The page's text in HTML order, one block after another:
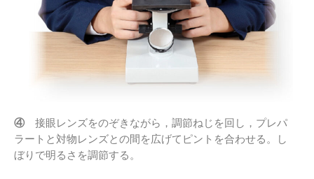
④ 接眼レンズをのぞきながら，調節ねじを回し，プレパ
ラートと対物レンズとの間を広げてピントを合わせる。し
ぼりで明るさを調節する。